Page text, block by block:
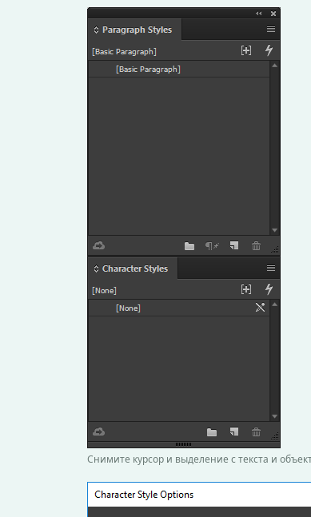
Снимите курсор и выделение с текста и